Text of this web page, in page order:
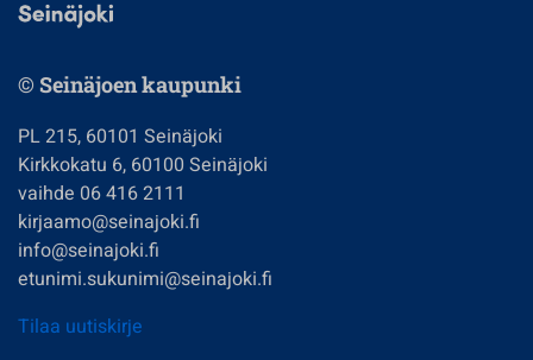
© Seinäjoen kaupunki
PL 215, 60101 Seinäjoki
Kirkkokatu 6, 60100 Seinäjoki
vaihde 06 416 2111
kirjaamo@seinajoki.fi
info@seinajoki.fi
etunimi.sukunimi@seinajoki.fi
Tilaa uutiskirje